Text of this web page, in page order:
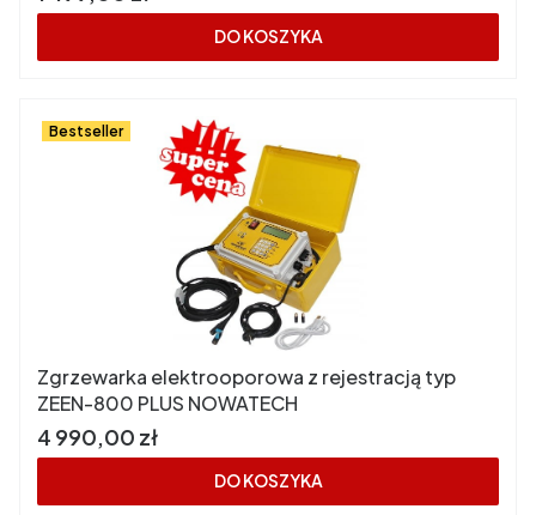
DO KOSZYKA
Bestseller
Zgrzewarka elektrooporowa z rejestracją typ
ZEEN-800 PLUS NOWATECH
Cena
4 990,00 zł
DO KOSZYKA